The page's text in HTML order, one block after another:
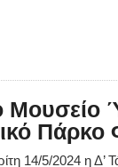
Μουσείο
14/5/2024 η Δ’